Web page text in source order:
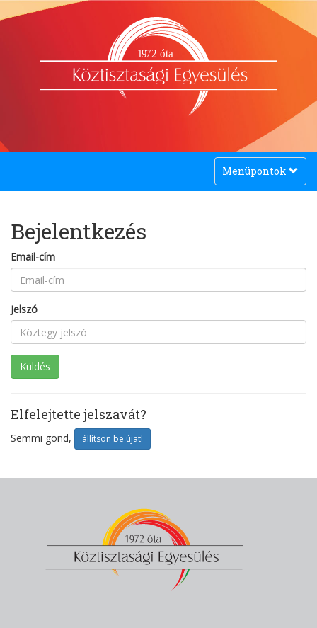
1972 óta
Toggle
navigation
Menüpontok
Bejelentkezés
Email-cím
Jelszó
Elfelejtette jelszavát?
Semmi gond, állítson be újat!